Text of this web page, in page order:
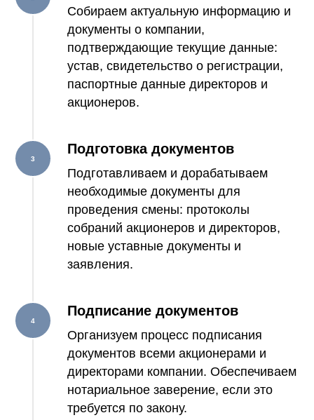
Собираем актуальную информацию и
документы о компании,
подтверждающие текущие данные:
устав, свидетельство о регистрации,
паспортные данные директоров и
акционеров.
Подготовка документов
Подготавливаем и дорабатываем
необходимые документы для
проведения смены: протоколы
собраний акционеров и директоров,
новые уставные документы и
заявления.
Подписание документов
Организуем процесс подписания
документов всеми акционерами и
директорами компании. Обеспечиваем
нотариальное заверение, если это
требуется по закону.